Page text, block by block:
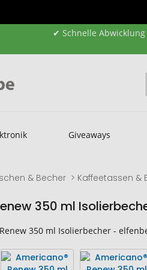
✔ Schnelle Abwicklung
Giveaways
& Becher Kaffeetassen &
350 ml